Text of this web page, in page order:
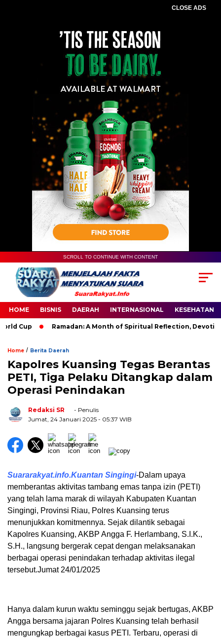
CLOSE ADS
SCROLL TO CONTINUE WITH CONTENT
HOME BISNIS DAERAH INTERNASIONAL KESEHATAN
Cup Ramadan: A Month of Spiritual Reflection, Devotion,
Home / Berita Daerah
Kapolres Kuansing Tegas Berantas
PETI, Tiga Pelaku Ditangkap dalam
Operasi Penindakan
Redaksi SR
- Penulis
Jumat, 24 Januari 2025 - 05:37 WIB
Suararakyat.info.Kuantan Singingi-Dalam upaya
memberantas aktivitas tambang emas tanpa izin (PETI)
yang telah lama marak di wilayah Kabupaten Kuantan
Singingi, Provinsi Riau, Polres Kuansing terus
menunjukkan komitmennya. Sejak dilantik sebagai
Kapolres Kuansing, AKBP Angga F. Herlambang, S.I.K.,
S.H., langsung bergerak cepat dengan melaksanakan
berbagai operasi penindakan terhadap aktivitas ilegal
tersebut.Jumat 24/01/2025
Hanya dalam kurun waktu seminggu sejak bertugas, AKBP
Angga bersama jajaran Polres Kuansing telah berhasil
mengungkap berbagai kasus PETI. Terbaru, operasi di